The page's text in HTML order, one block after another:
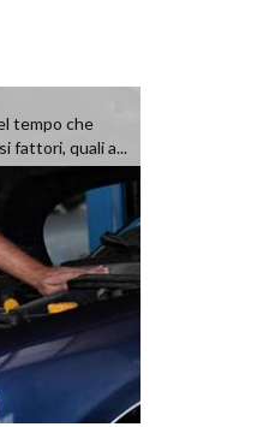
tempo che
fattori, quali a...